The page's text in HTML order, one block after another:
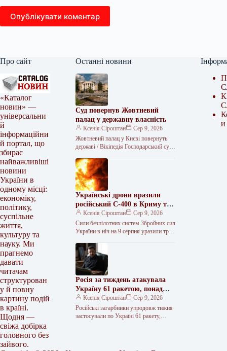
Опублікувати коментар
Про сайт
«Каталог
новин» —
універсальни
й
інформаційни
й портал, що
збирає
найважливіші
новини
України в
одному місці:
економіку,
політику,
суспільне
життя,
культуру та
науку. Ми
прагнемо
давати
читачам
структурован
у й повну
картину подій
в країні.
Щодня —
свіжа добірка
головного без
зайвого.
Останні новини
Суд повернув Жовтневий
палац у державну власність
Ксенія Сіроштан
Сер 9, 2026
Жовтневий палац у Києві повернуть
державі / Вікіпедія Господарський суд
та ухвалив повернути державі
Міжнародний центр…
Українські дрони вразили
російський С-400 в Криму та
три кораблі Чорноморського
флоту
Ксенія Сіроштан
Сер 9, 2026
Сили безпілотних систем Збройних сил
України в ніч на 9 серпня уразили три
радіолокаційні станції на…
Росія за тиждень атакувала
Україну 61 ракетою, понад
1560 дронами та 1540
авіабомбами
Ксенія Сіроштан
Сер 9, 2026
Російські загарбники упродовж тижня
застосували по Україні 61 ракету,
и